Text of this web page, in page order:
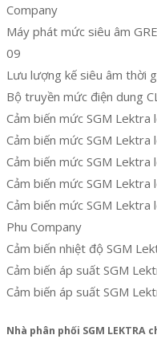
Company
Máy phát mức siêu âm
09
Lưu lượng kế siêu âm thời
Bộ truyền mức điện dung
Cảm biến mức SGM
Cảm biến mức SGM
Cảm biến mức SGM
Cảm biến mức SGM
Cảm biến mức SGM
Phu Company
Cảm biến nhiệt độ SGM
Cảm biến áp suất SGM
Cảm biến áp suất SGM
Nhà phân phối SGM LEKTRA